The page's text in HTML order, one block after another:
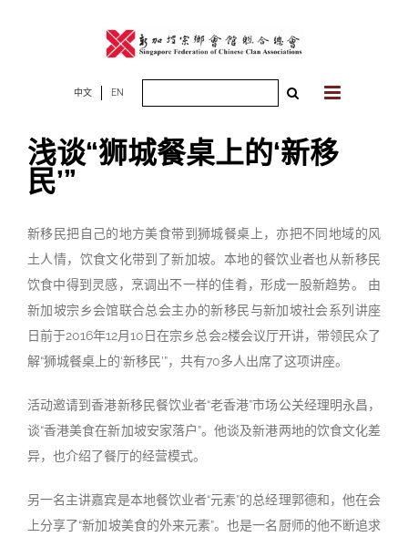
中文 EN
浅谈“狮城餐桌上的‘新移
民’”
新移民把自己的地方美食带到狮城餐桌上，亦把不同地域的风
土人情，饮食文化带到了新加坡。本地的餐饮业者也从新移民
饮食中得到灵感，烹调出不一样的佳肴，形成一股新趋势。 由
新加坡宗乡会馆联合总会主办的新移民与新加坡社会系列讲座
日前于2016年12月10日在宗乡总会2楼会议厅开讲，带领民众了
解“狮城餐桌上的‘新移民’”，共有70多人出席了这项讲座。
活动邀请到香港新移民餐饮业者“老香港”市场公关经理明永昌，
谈“香港美食在新加坡安家落户”。他谈及新港两地的饮食文化差
异，也介绍了餐厅的经营模式。
另一名主讲嘉宾是本地餐饮业者“元素”的总经理郭德和，他在会
上分享了“新加坡美食的外来元素”。也是一名厨师的他不断追求